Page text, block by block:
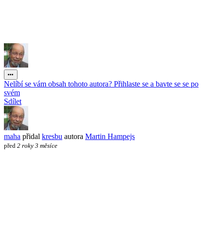
Nelíbí se vám obsah tohoto autora? Přihlaste se a bavte se se po
svém
Sdílet
maha přidal kresbu autora Martin Hampejs
před 2 roky 3 měsíce